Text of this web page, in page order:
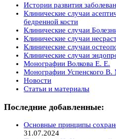
Истории развития
Клинические случаи
бедренной кости
Клинические случаи
Клинические случаи
Клинические случаи
Клинические случаи
Монографии Волкова Е. Е.
Монографии Успенского В.
Новости
Статьи и материалы
Последние добавленные:
Основные принципы
31.07.2024